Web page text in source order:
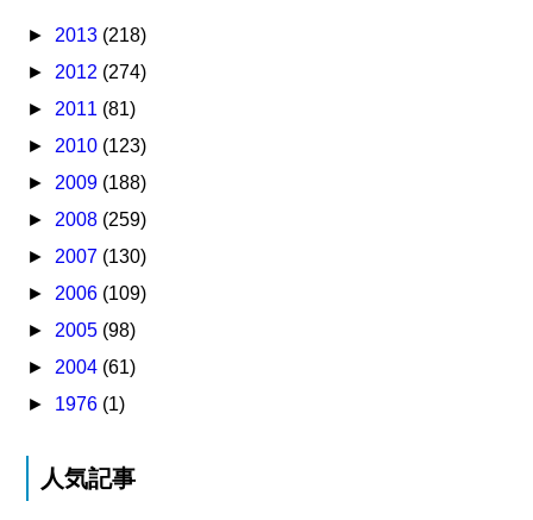
► 2013 (218)
► 2012 (274)
► 2011 (81)
► 2010 (123)
► 2009 (188)
► 2008 (259)
► 2007 (130)
► 2006 (109)
► 2005 (98)
► 2004 (61)
► 1976 (1)
人気記事